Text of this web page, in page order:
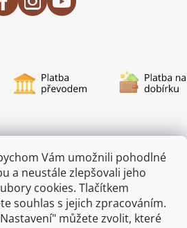
Vám umožnili pohodlné
a neustále zlepšovali jeho
cookies. Tlačítkem
souhlas s jejich zpracováním.
můžete zvolit, které